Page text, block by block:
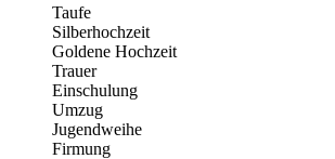
Taufe
Silberhochzeit
Goldene Hochzeit
Trauer
Einschulung
Umzug
Jugendweihe
Firmung